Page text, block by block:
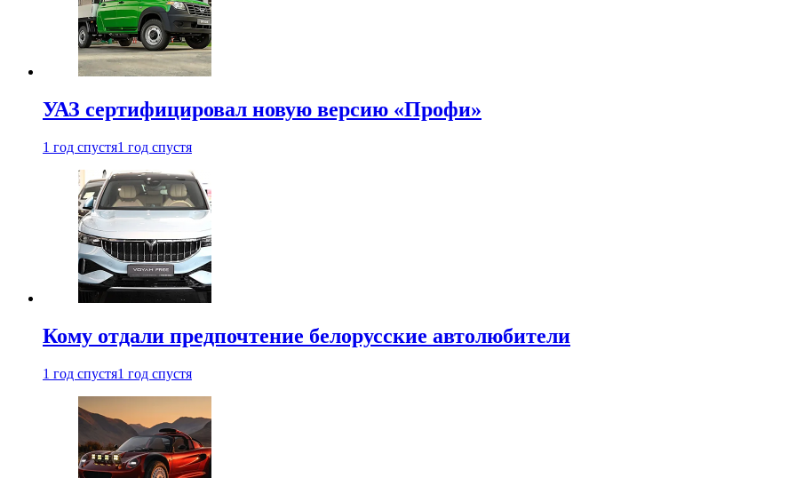
УАЗ сертифицировал новую версию «Профи»
1 год спустя1 год спустя
Кому отдали предпочтение белорусские автолюбители
1 год спустя1 год спустя